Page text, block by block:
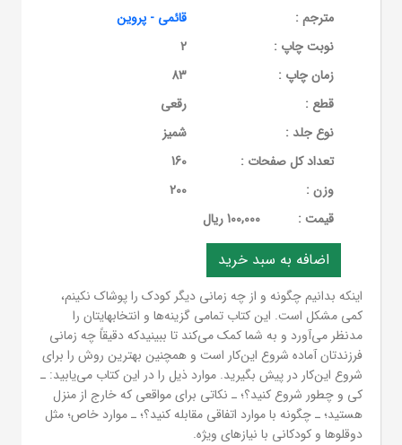
مترجم :
قائمی - پروین
نوبت چاپ :
2
زمان چاپ :
83
قطع :
رقعی
نوع جلد :
شمیز
تعداد کل صفحات :
160
وزن :
200
قيمت :
100,000 ریال
اینکه بدانیم چگونه و از چه زمانی دیگر کودک را پوشاک نکینم،
کمی مشکل است. این کتاب تمامی گزینه‌ها و انتخابهایتان را
مدنظر می‌آورد و به شما کمک می‌کند تا ببینیدکه دقیقاً چه زمانی
فرزندتان آماده شروع این‌کار است و همچنین بهترین روش را برای
شروع این‌کار در پیش بگیرید. موارد ذیل را در این کتاب می‌یابید: ـ
کی و چطور شروع کنید؟؛ ـ نکاتی برای مواقعی که خارج از منزل
هستید؛ ـ چگونه با موارد اتفاقی مقابله کنید؟؛ ـ موارد خاص؛ مثل
دوقلوها و کودکانی با نیازهای ویژه.